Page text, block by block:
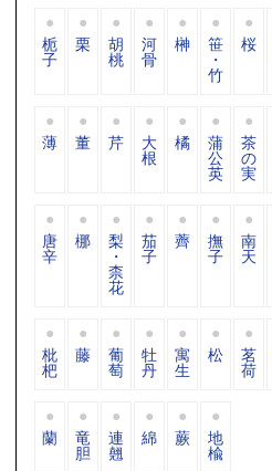
栀
子
栗 胡
桃
河
骨
榊 笹
・
竹
桜
薄 董 芹 大
根
橘 蒲
公
英
茶
の
実
唐
辛
梛 梨
・
柰
花
茄
子
薺 撫
子
南
天
枇
杷
藤 葡
萄
牡
丹
寓
生
松 茗
荷
蘭 竜
胆
連
翹
綿 蕨 地
楡